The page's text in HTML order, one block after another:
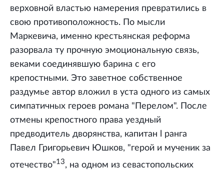
верховной властью намерения превратились в
свою противоположность. По мысли
Маркевича, именно крестьянская реформа
разорвала ту прочную эмоциональную связь,
веками соединявшую барина с его
крепостными. Это заветное собственное
раздумье автор вложил в уста одного из самых
симпатичных героев романа "Перелом". После
отмены крепостного права уездный
предводитель дворянства, капитан l ранга
Павел Григорьевич Юшков, "герой и мученик за
отечество"13, на одном из севастопольских